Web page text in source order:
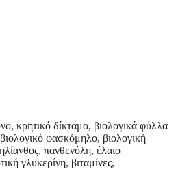
κρητικό δίκταμο, βιολογικά φύλλα
φασκόμηλο, βιολογική
πανθενόλη, έλαιο
γλυκερίνη, βιταμίνες,